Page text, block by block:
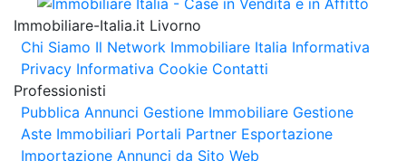
Immobiliare-Italia.it Livorno
Chi Siamo Il Network Immobiliare Italia Informativa
Privacy Informativa Cookie Contatti
Professionisti
Pubblica Annunci Gestione Immobiliare Gestione
Aste Immobiliari Portali Partner Esportazione
Importazione Annunci da Sito Web